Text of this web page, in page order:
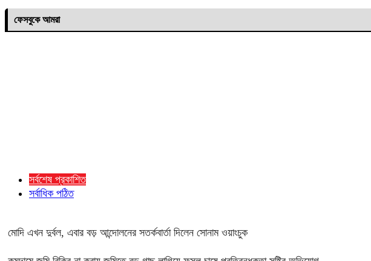
ফেসবুকে আমরা
সর্বশেষ প্রকাশিত
সর্বাধিক পঠিত
মোদি এখন দুর্বল, এবার বড় আন্দোলনের সতর্কবার্তা দিলেন সোনাম ওয়াংচুক